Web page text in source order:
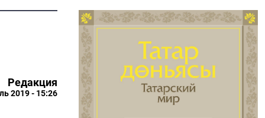
Редакция
2019 - 15:26